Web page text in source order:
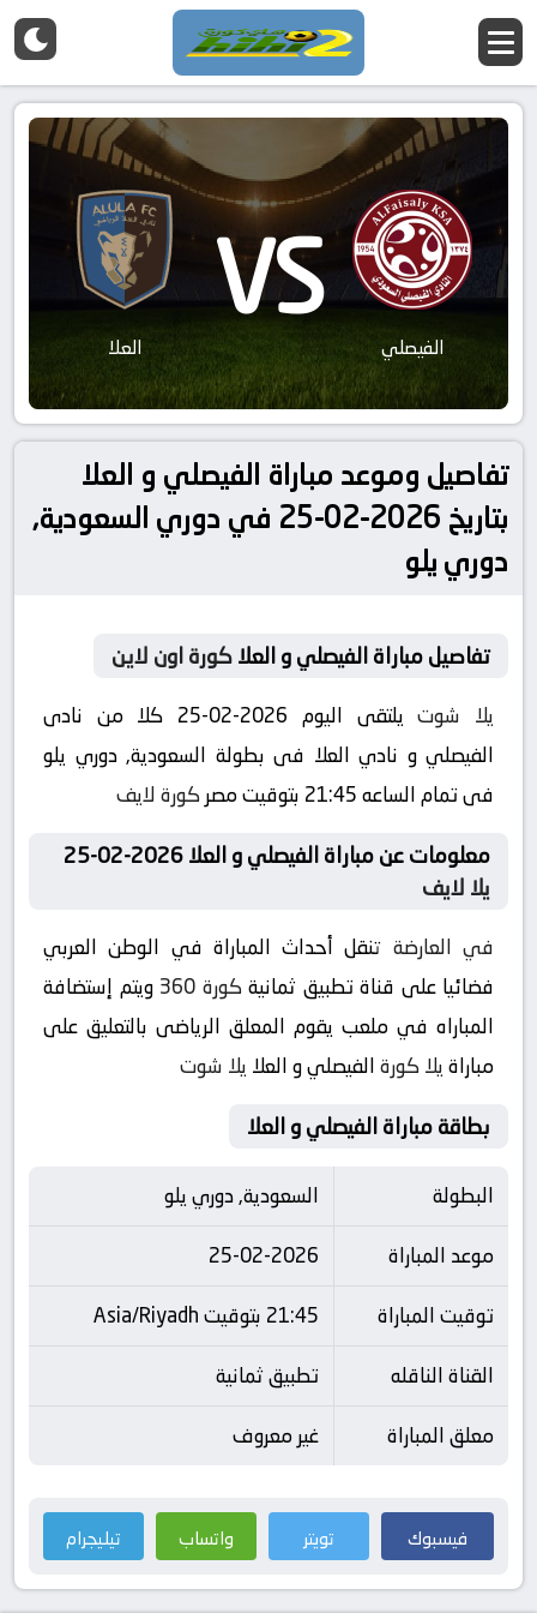
الفيصلي VS العلا
تفاصيل وموعد مباراة الفيصلي و العلا
بتاريخ 2026-02-25 في دوري السعودية,
دوري يلو
تفاصيل مباراة الفيصلي و العلاكورة اون لاين
يلا شوت
يلتقى اليوم 2026-02-25 كلا من نادى
الفيصلي و نادي العلا فى بطولة السعودية, دوري يلو
فى تمام الساعه 21:45 بتوقيت مصر
كورة لايف
معلومات عن مباراة الفيصلي و العلا 2026-02-25
يلا لايف
في العارضة تنقل أحداث المباراة في الوطن العربي
فضائيا على قناة تطبيق ثمانيةكورة 360
ويتم إستضافة
المباراه في ملعب يقوم المعلق الرياضى بالتعليق على
مباراةيلا كورةالفيصلي و العلا يلا شوت
بطاقة مباراة الفيصلي و العلا
البطولة
السعودية, دوري يلو
موعد المباراة
25-02-2026
توقيت المباراة
21:45 بتوقيت Asia/Riyadh
القناة الناقله
تطبيق ثمانية
معلق المباراة
غير معروف
فيسبوك تويتر واتساب تيليجرام